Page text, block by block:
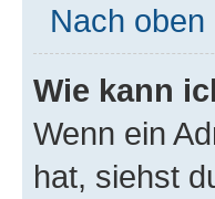
Nach oben
Wie kann
Wenn ein
hat, siehst